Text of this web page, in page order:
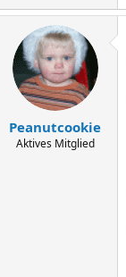
Peanutcookie
Aktives Mitglied